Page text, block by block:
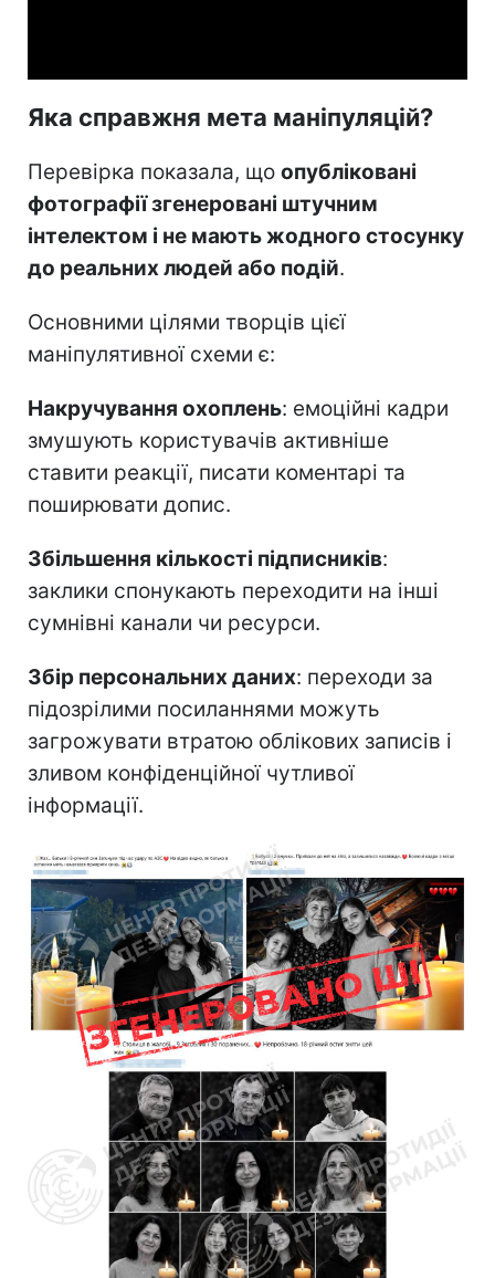
Яка справжня мета маніпуляцій?
Перевірка показала, що опубліковані
фотографії згенеровані штучним
інтелектом і не мають жодного стосунку
до реальних людей або подій.
Основними цілями творців цієї
маніпулятивної схеми є:
Накручування охоплень: емоційні кадри
змушують користувачів активніше
ставити реакції, писати коментарі та
поширювати допис.
Збільшення кількості підписників:
заклики спонукають переходити на інші
сумнівні канали чи ресурси.
Збір персональних даних: переходи за
підозрілими посиланнями можуть
загрожувати втратою облікових записів і
зливом конфіденційної чутливої
інформації.